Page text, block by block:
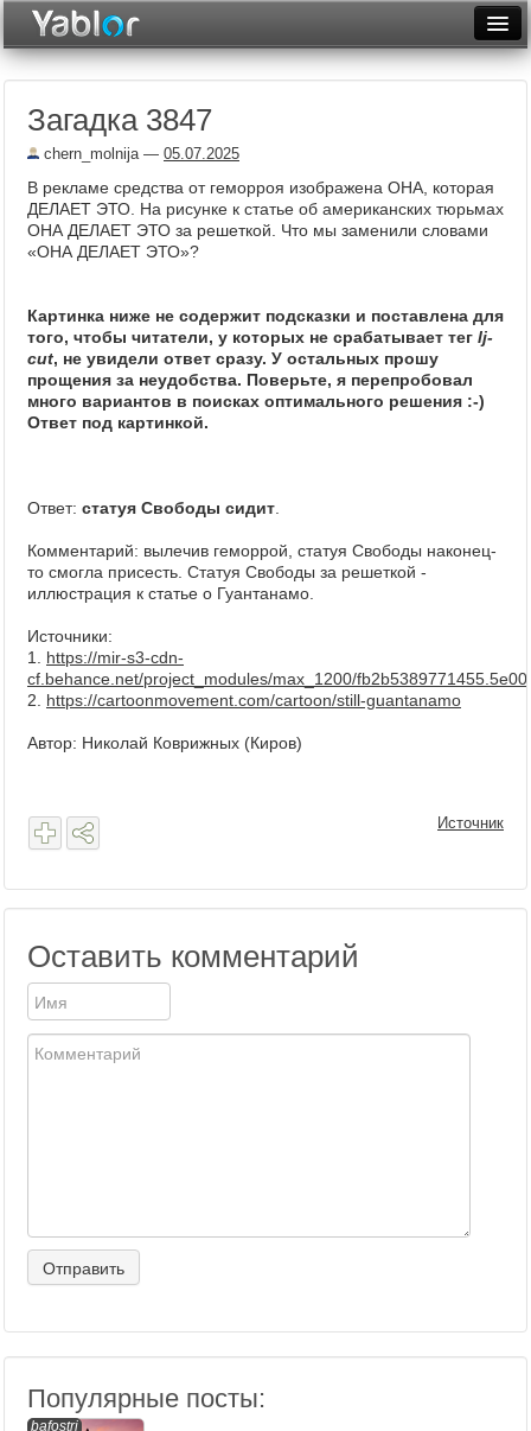
Рейтинги
Видеотоп
Загадка 3847
chern_molnija— 05.07.2025
В рекламе средства от геморроя изображена ОНА, которая
ДЕЛАЕТ ЭТО. На рисунке к статье об американских тюрьмах
ОНА ДЕЛАЕТ ЭТО за решеткой. Что мы заменили словами
«ОНА ДЕЛАЕТ ЭТО»?
Картинка ниже не содержит подсказки и поставлена для
того, чтобы читатели, у которых не срабатывает тег lj-
cut, не увидели ответ сразу. У остальных прошу
прощения за неудобства. Поверьте, я перепробовал
много вариантов в поисках оптимального решения :-)
Ответ под картинкой.
Ответ: статуя Свободы сидит
Комментарий: вылечив геморрой, статуя Свободы наконец-
то смогла присесть. Статуя Свободы за решеткой -
иллюстрация к статье о Гуантанамо.
Источники:
1. https://mir-s3-cdn-
cf.behance.net/project_modules/max_1200/
2. https://cartoonmovement.com/cartoon/still-guantanamo
Автор: Николай Коврижных (Киров)
Источник
Оставить комментарий
Популярные посты:
bafostri